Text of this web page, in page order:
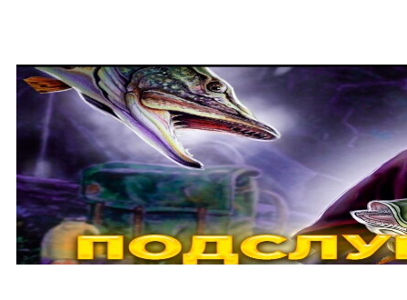
Перейти
содержимому